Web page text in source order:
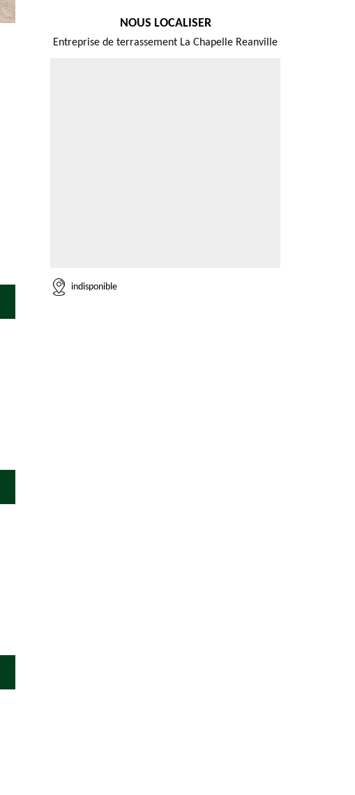
NOUS LOCALISER
Entreprise de terrassement La Chapelle Reanville
indisponible